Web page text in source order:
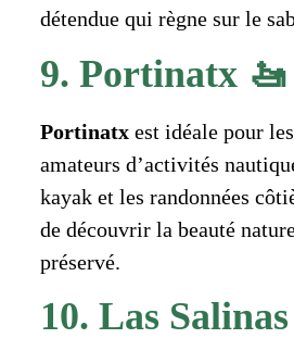
détendue qui règne sur le
9. Portinatx 🚤
Portinatxest idéale pour
amateurs d’activités
kayak et les randonnées
de découvrir la beauté
préservé.
10. Las